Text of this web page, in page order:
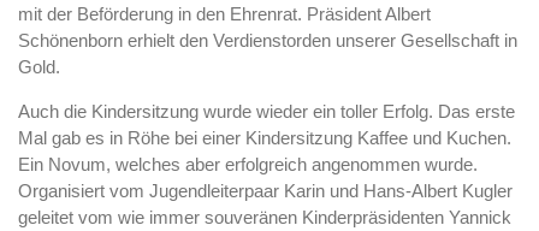
mit der Beförderung in den Ehrenrat. Präsident Albert
Schönenborn erhielt den Verdienstorden unserer Gesellschaft in
Gold.
Auch die Kindersitzung wurde wieder ein toller Erfolg. Das erste
Mal gab es in Röhe bei einer Kindersitzung Kaffee und Kuchen.
Ein Novum, welches aber erfolgreich angenommen wurde.
Organisiert vom Jugendleiterpaar Karin und Hans-Albert Kugler
geleitet vom wie immer souveränen Kinderpräsidenten Yannick